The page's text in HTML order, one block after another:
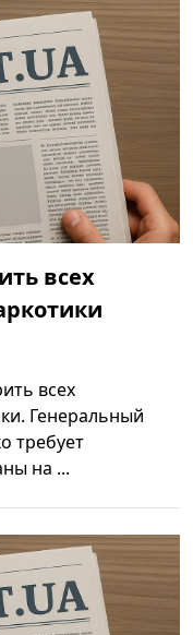
всех
всех
Генеральный
требует
на ...